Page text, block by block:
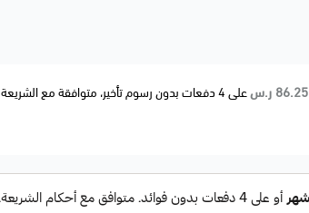
86.25 ر.س على4دفعات بدون رسوم تأخير، متوافقة مع الشريعة